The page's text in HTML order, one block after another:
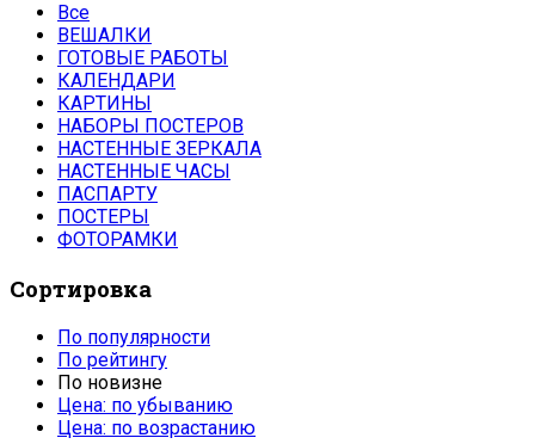
Все
ВЕШАЛКИ
ГОТОВЫЕ РАБОТЫ
КАЛЕНДАРИ
КАРТИНЫ
НАБОРЫ ПОСТЕРОВ
НАСТЕННЫЕ ЗЕРКАЛА
НАСТЕННЫЕ ЧАСЫ
ПАСПАРТУ
ПОСТЕРЫ
ФОТОРАМКИ
Сортировка
По популярности
По рейтингу
По новизне
Цена: по убыванию
Цена: по возрастанию